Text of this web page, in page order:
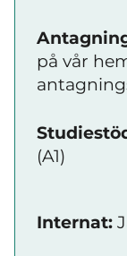
på vår
(A1)
Internat: